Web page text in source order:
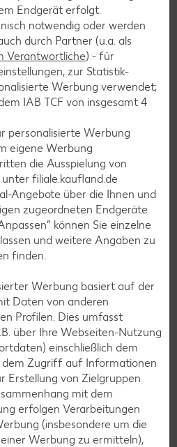
allen Rezepten
Endgerät erfolgt.
notwendig oder werden
durch Partner (u.a. als
Verantwortliche) - für
zur Statistik-
Werbung verwendet;
IAB TCF von insgesamt 4
personalisierte Werbung
eigene Werbung
die Ausspielung von
filiale.kaufland.de
Angebote über die Ihnen und
zugeordneten Endgeräte
können Sie einzelne
und weitere Angaben zu
finden.
Werbung basiert auf der
Daten von anderen
Profilen. Dies umfasst
über Ihre Webseiten-Nutzung
einschließlich dem
dem Zugriff auf Informationen
Erstellung von Zielgruppen
mit dem
erfolgen Verarbeitungen
(insbesondere um die
Werbung zu ermitteln),